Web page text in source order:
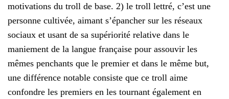
motivations du troll de base. 2) le troll lettré, c’est une
personne cultivée, aimant s’épancher sur les réseaux
sociaux et usant de sa supériorité relative dans le
maniement de la langue française pour assouvir les
mêmes penchants que le premier et dans le même but,
une différence notable consiste que ce troll aime
confondre les premiers en les tournant également en